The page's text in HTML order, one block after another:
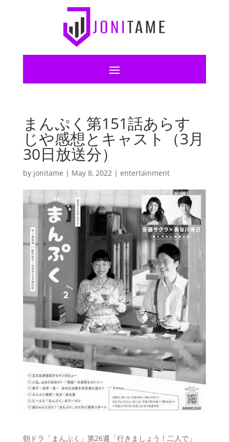
まんぷく第151話あらす
じや感想とキャスト（3月
30日放送分）
by jonitame | May 8, 2022| entertainment
朝ドラ「まんぷく」第26週「行きましょう！二人で」